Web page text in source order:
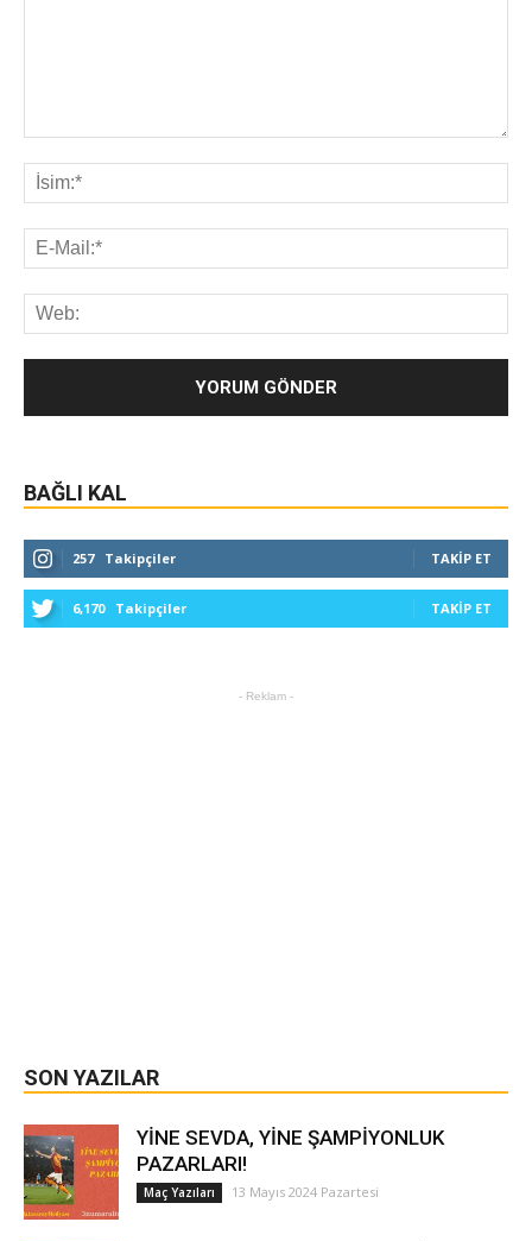
BAĞLI KAL
257 Takipçiler TAKIP ET
6,170 Takipçiler TAKIP ET
- Reklam -
SON YAZILAR
YİNE SEVDA, YİNE ŞAMPİYONLUK
PAZARLARI!
Maç Yazıları 13 Mayıs 2024 Pazartesi